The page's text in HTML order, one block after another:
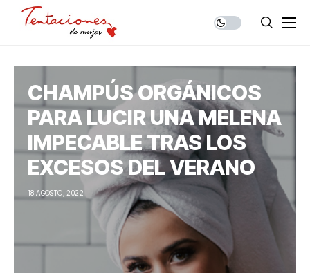
CHAMPÚS ORGÁNICOS
PARA LUCIR UNA MELENA
IMPECABLE TRAS LOS
EXCESOS DEL VERANO
18 AGOSTO, 2022